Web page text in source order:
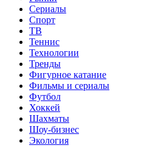
Сериалы
Спорт
ТВ
Теннис
Технологии
Тренды
Фигурное катание
Фильмы и сериалы
Футбол
Хоккей
Шахматы
Шоу-бизнес
Экология